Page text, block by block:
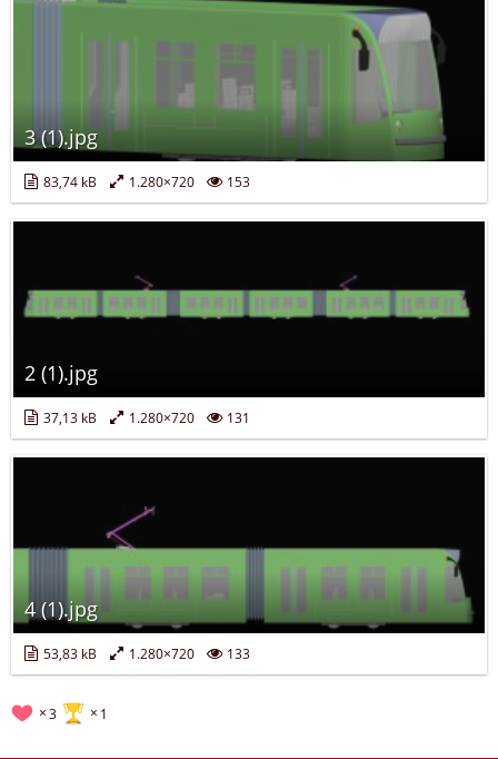
3 (1).jpg
83,74 kB 1.280×720 153
2 (1).jpg
37,13 kB 1.280×720 131
4 (1).jpg
53,83 kB 1.280×720 133
3 1